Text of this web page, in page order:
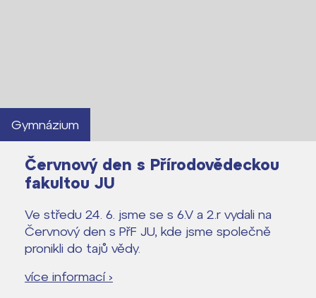
Gymnázium
Červnový den s Přírodovědeckou
fakultou JU
Ve středu 24. 6. jsme se s 6.V a 2.r vydali na
Červnový den s PřF JU, kde jsme společně
pronikli do tajů vědy.
více informací ›